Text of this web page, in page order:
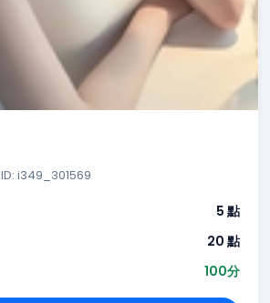
ID: i349_301569
5 點
20 點
100分